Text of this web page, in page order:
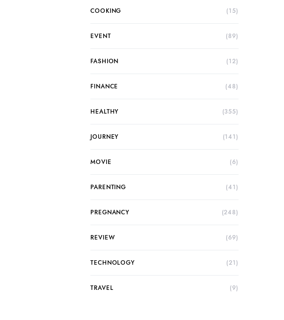
COOKING (15)
EVENT (89)
FASHION (12)
FINANCE (48)
HEALTHY (355)
JOURNEY (141)
MOVIE (6)
PARENTING (41)
PREGNANCY (248)
REVIEW (69)
TECHNOLOGY (21)
TRAVEL (9)